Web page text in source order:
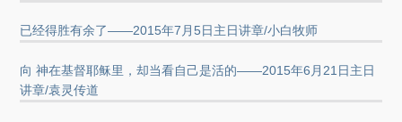
已经得胜有余了——2015年7月5日主日讲章/小白牧师
向 神在基督耶稣里，却当看自己是活的——2015年6月21日主日
讲章/袁灵传道